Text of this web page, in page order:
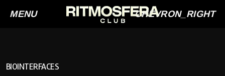
MENU CHEVRON_RIGHT
BIOINTERFACES